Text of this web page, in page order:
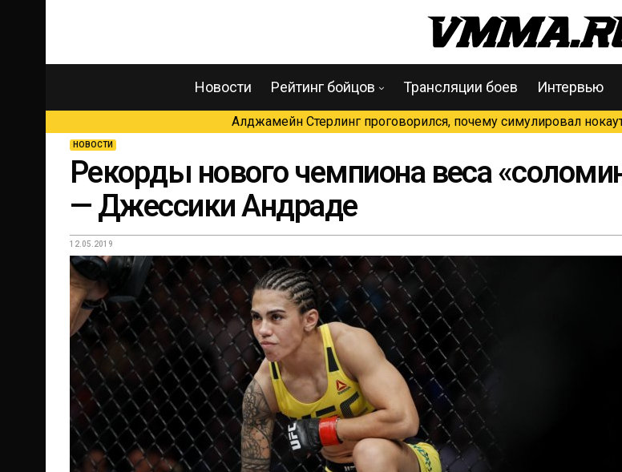
Новости Рейтинг бойцов Трансляции боев Интервью
Алджамейн Стерлинг проговорился, почему симулировал
НОВОСТИ
Рекорды нового чемпиона веса
— Джессики Андраде
12.05.2019